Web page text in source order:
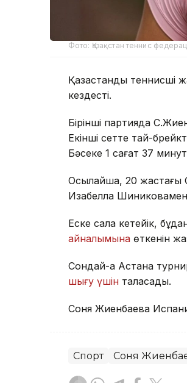
Фото: Қазақстан теннис
Қазақстандық
кездесті.
Бірінші партияда
Екінші сетте тай-
Бәсеке 1 сағат 37
Осылайша, 20 жастағы
Изабелла Шиниковамен
Еске сала кетейік,
айналымына өткенін
Сондай-ақ Астана
шығу үшін таласады.
Соня Жиенбаева
Спорт Соня